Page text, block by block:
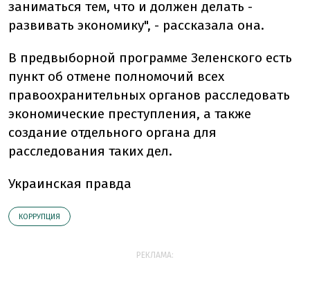
заниматься тем, что и должен делать -
развивать экономику", - рассказала она.
В предвыборной программе Зеленского есть
пункт об отмене полномочий всех
правоохранительных органов расследовать
экономические преступления, а также
создание отдельного органа для
расследования таких дел.
Украинская правда
КОРРУПЦИЯ
РЕКЛАМА: